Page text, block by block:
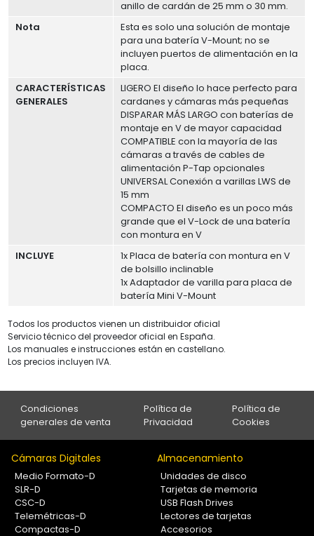
anillo de cardán de 25 mm o 30 mm.
Nota
Esta es solo una solución de montaje
para una batería V-Mount; no se
incluyen puertos de alimentación en la
placa.
CARACTERÍSTICAS
GENERALES
LIGERO El diseño lo hace perfecto para
cardanes y cámaras más pequeñas
DISPARAR MÁS LARGO con baterías de
montaje en V de mayor capacidad
COMPATIBLE con la mayoría de las
cámaras a través de cables de
alimentación P-Tap opcionales
UNIVERSAL Conexión a varillas LWS de
15 mm
COMPACTO El diseño es un poco más
grande que el V-Lock de una batería
con montura en V
INCLUYE
1x Placa de batería con montura en V
de bolsillo inclinable
1x Adaptador de varilla para placa de
batería Mini V-Mount
Todos los productos vienen un distribuidor oficial
Servicio técnico del proveedor oficial en España.
Los manuales e instrucciones están en castellano.
Los precios incluyen IVA.
Condiciones
generales de venta
Política de
Privacidad
Política de
Cookies
Cámaras Digitales
Medio Formato-D
SLR-D
CSC-D
Telemétricas-D
Compactas-D
Almacenamiento
Unidades de disco
Tarjetas de memoria
USB Flash Drives
Lectores de tarjetas
Accesorios